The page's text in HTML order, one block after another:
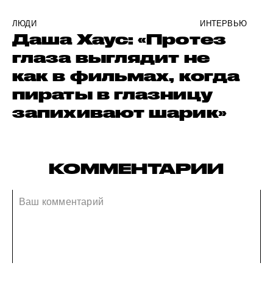
ЛЮДИ ИНТЕРВЬЮ
Даша Хаус: «Протез
глаза выглядит не
как в фильмах, когда
пираты в глазницу
запихивают шарик»
КОММЕНТАРИИ